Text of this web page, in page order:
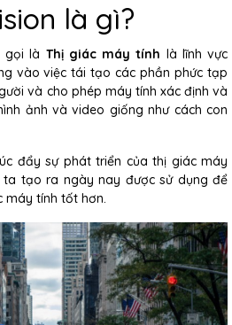
là gì?
gọi là Thị giác máy tính là lĩnh vực
vào việc tái tạo các phần phức tạp
và cho phép máy tính xác định và
ảnh và video giống như cách con
đẩy sự phát triển của thị giác máy
ta tạo ra ngày nay được sử dụng để
máy tính tốt hơn.